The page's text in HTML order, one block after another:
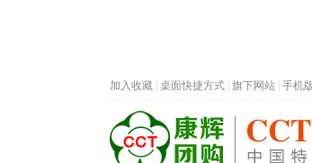
加入收藏 桌面快捷方式 旗下网站 手机